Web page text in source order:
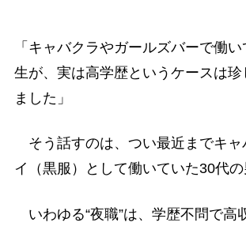
「キャバクラやガールズバーで働
生が、実は高学歴というケースは珍
ました」
そう話すのは、つい最近までキャ
イ（黒服）として働いていた30代の
いわゆる“夜職”は、学歴不問で高